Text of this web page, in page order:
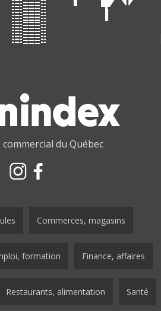
du Québec
Commerces, magasins
formation Finance, affaires
Restaurants, alimentation Santé